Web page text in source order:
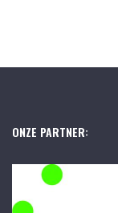
ONZE PARTNER: